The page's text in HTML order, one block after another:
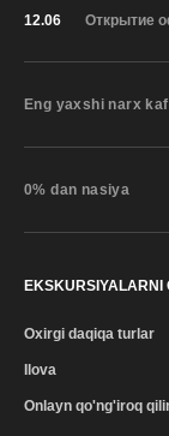
12.06 Открытие
Eng yaxshi narx
0% dan nasiya
EKSKURSIYALARNI
Oxirgi daqiqa turlar
Ilova
Onlayn qo'ng'iroq